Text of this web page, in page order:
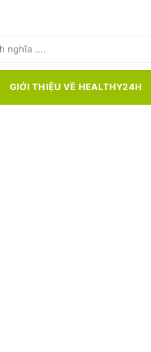
GIỚI THIỆU VỀ HEALTHY24H